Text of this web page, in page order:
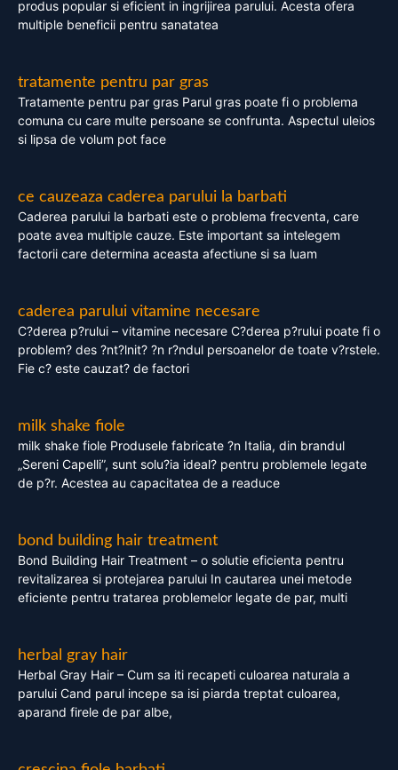
produs popular si eficient in ingrijirea parului. Acesta ofera
multiple beneficii pentru sanatatea
tratamente pentru par gras
Tratamente pentru par gras Parul gras poate fi o problema
comuna cu care multe persoane se confrunta. Aspectul uleios
si lipsa de volum pot face
ce cauzeaza caderea parului la barbati
Caderea parului la barbati este o problema frecventa, care
poate avea multiple cauze. Este important sa intelegem
factorii care determina aceasta afectiune si sa luam
caderea parului vitamine necesare
C?derea p?rului – vitamine necesare C?derea p?rului poate fi o
problem? des ?nt?lnit? ?n r?ndul persoanelor de toate v?rstele.
Fie c? este cauzat? de factori
milk shake fiole
milk shake fiole Produsele fabricate ?n Italia, din brandul
„Sereni Capelli”, sunt solu?ia ideal? pentru problemele legate
de p?r. Acestea au capacitatea de a readuce
bond building hair treatment
Bond Building Hair Treatment – o solutie eficienta pentru
revitalizarea si protejarea parului In cautarea unei metode
eficiente pentru tratarea problemelor legate de par, multi
herbal gray hair
Herbal Gray Hair – Cum sa iti recapeti culoarea naturala a
parului Cand parul incepe sa isi piarda treptat culoarea,
aparand firele de par albe,